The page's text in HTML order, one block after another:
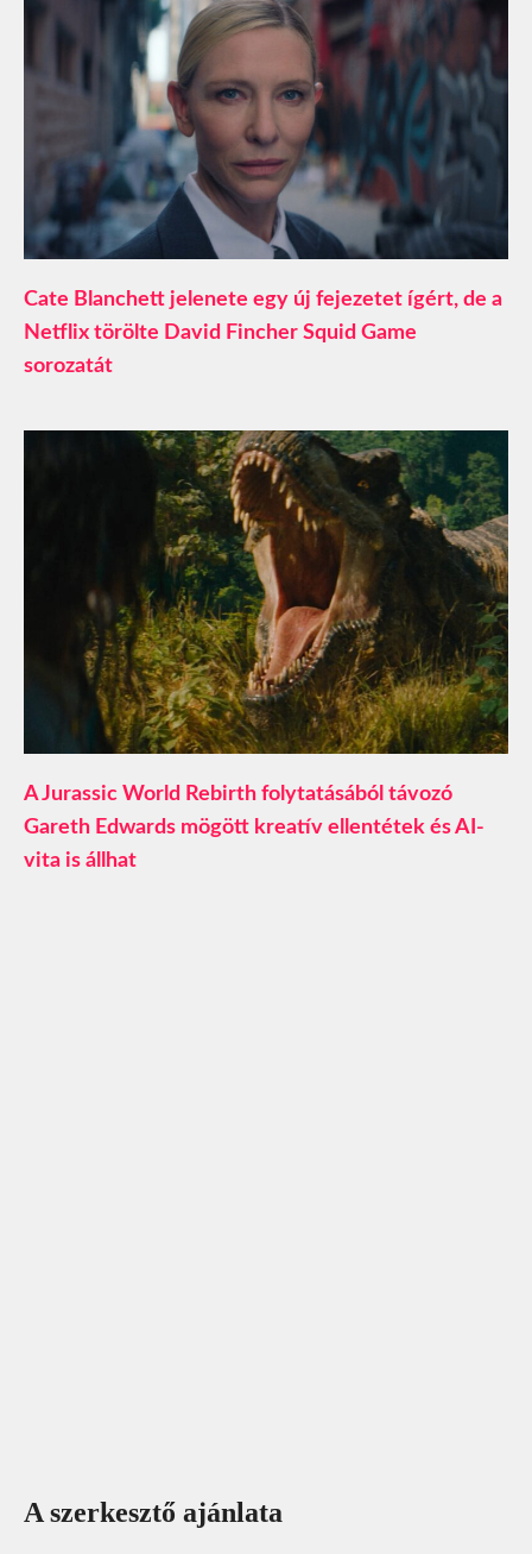
Cate Blanchett jelenete egy új fejezetet ígért, de a
Netflix törölte David Fincher Squid Game
sorozatát
A Jurassic World Rebirth folytatásából távozó
Gareth Edwards mögött kreatív ellentétek és AI-
vita is állhat
A szerkesztő ajánlata